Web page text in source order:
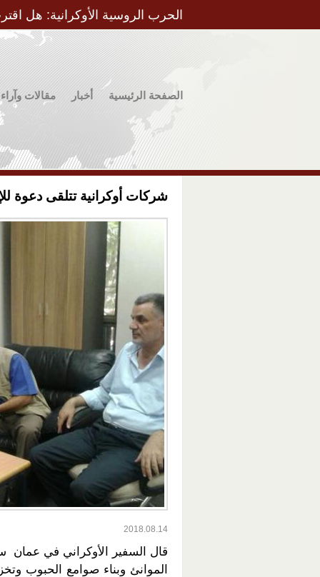
الحرب الروسية الأوكرانية: هل
الصفحة الرئيسية أخبار مقالات وآراء
شركات أوكرانية تتلقى دعوة
2018.08.14
قال السفير الأوكراني في
الموانئ وبناء صوامع الحبوب